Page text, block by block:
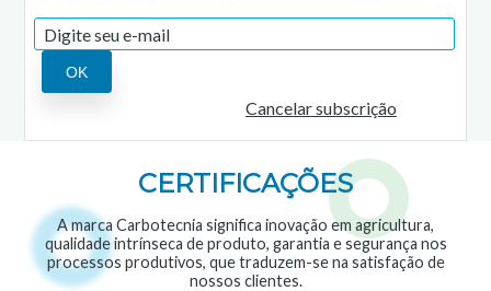
Cancelar subscrição
CERTIFICAÇÕES
A marca Carbotecnia significa inovação em agricultura,
qualidade intrínseca de produto, garantia e segurança nos
processos produtivos, que traduzem-se na satisfação de
nossos clientes.